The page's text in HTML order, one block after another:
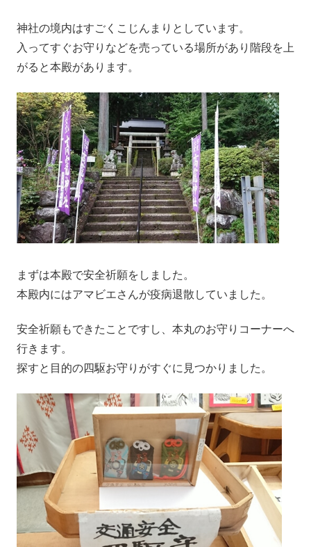
神社の境内はすごくこじんまりとしています。
入ってすぐお守りなどを売っている場所があり階段を上
がると本殿があります。
まずは本殿で安全祈願をしました。
本殿内にはアマビエさんが疫病退散していました。
安全祈願もできたことですし、本丸のお守りコーナーへ
行きます。
探すと目的の四駆お守りがすぐに見つかりました。